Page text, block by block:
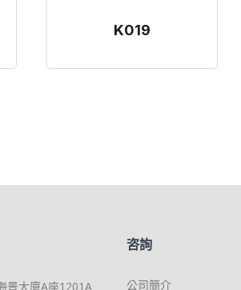
K019
景大廈A座1201A
咨詢
公司簡介